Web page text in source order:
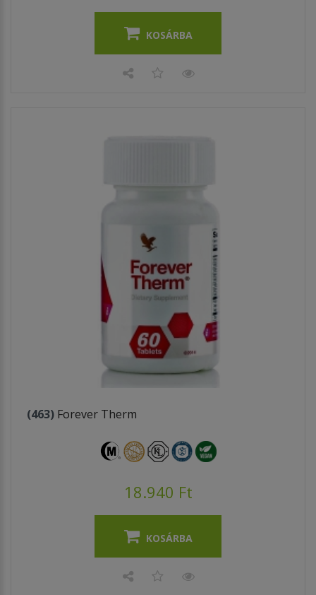
KOSÁRBA
(463) Forever Therm
18.940 Ft
KOSÁRBA